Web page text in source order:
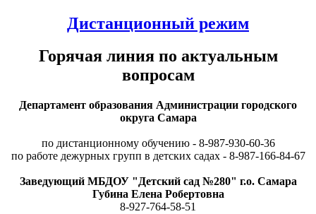
Дистанционный режим
Горячая линия по актуальным
вопросам
Департамент образования Администрации городского
округа Самара
по дистанционному обучению - 8-987-930-60-36
по работе дежурных групп в детских садах - 8-987-166-84-67
Заведующий МБДОУ "Детский сад №280" г.о. Самара
Губина Елена Робертовна
8-927-764-58-51